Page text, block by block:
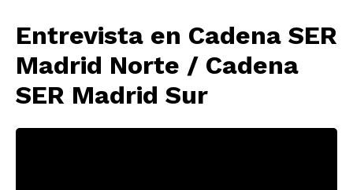
Entrevista en Cadena SER
Madrid Norte / Cadena
SER Madrid Sur